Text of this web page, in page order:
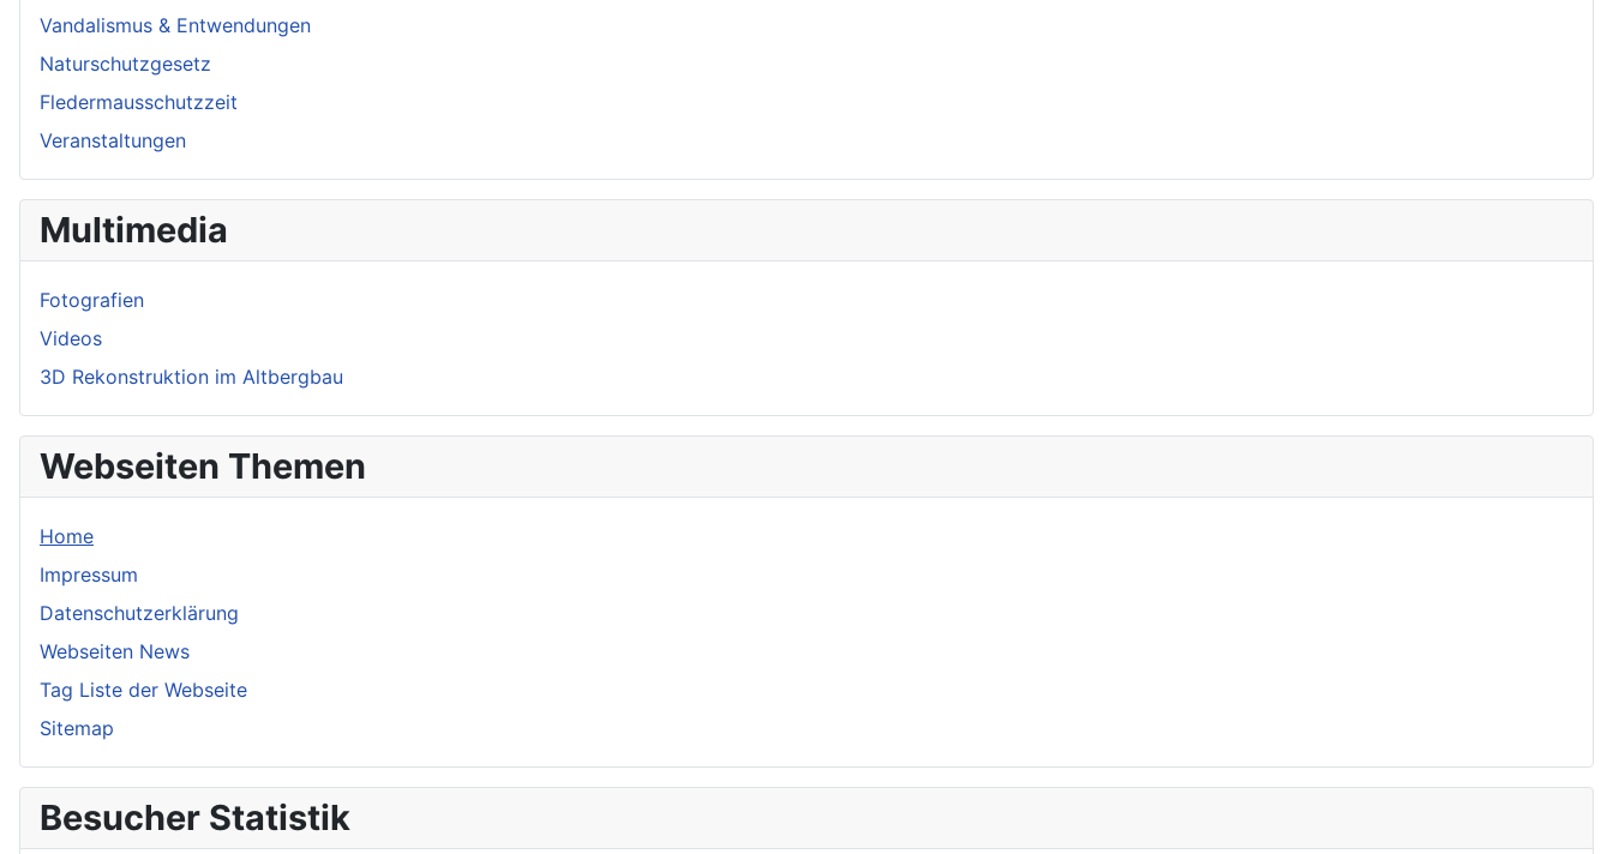
Vandalismus & Entwendungen
Naturschutzgesetz
Fledermausschutzzeit
Veranstaltungen
Multimedia
Fotografien
Videos
3D Rekonstruktion im Altbergbau
Webseiten Themen
Home
Impressum
Datenschutzerklärung
Webseiten News
Tag Liste der Webseite
Sitemap
Besucher Statistik